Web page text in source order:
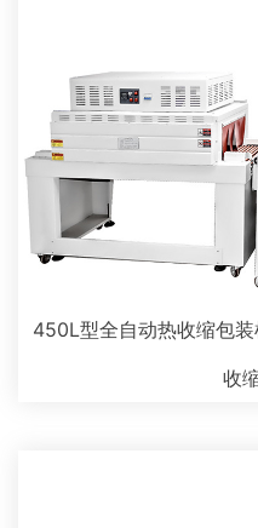
450L型全自动热收缩包
收